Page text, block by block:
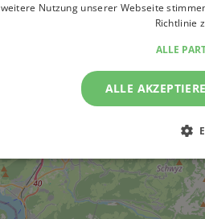
weitere Nutzung unserer Webseite
Richtlinie
ALLE
ALLE